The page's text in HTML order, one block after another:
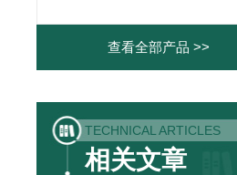
查看全部产品 >>
TECHNICAL ARTICLES
相关文章